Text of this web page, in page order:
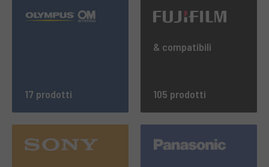
17 prodotti
& compatibili
105 prodotti